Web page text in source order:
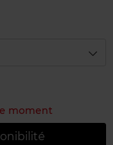
moment